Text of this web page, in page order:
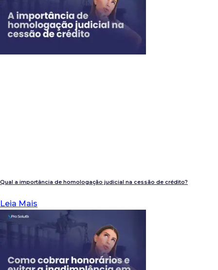
Qual a importância de homologação judicial na cessão de crédito?
Leia Mais